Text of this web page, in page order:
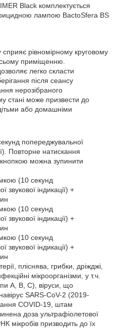
Black комплектується
лампою BactoSfera BS
сприяє рівномірному круговому
приміщенню.
легко скласти
після сеансу
нерозібраного
стані може призвести до
або домашніми
попереджувальної
Повторне натискання
можна зупинити
(10 секунд
звукової індикації) +
(10 секунд
звукової індикації) +
(10 секунд
звукової індикації) +
пліснява, грибки, дріжджі,
мікроорганізми, у т.ч.
A, B, C), віруси, що
SARS-CoV-2 (2019-
COVID-19, штам
доза ультрафіолетової
мікробів призводить до їх